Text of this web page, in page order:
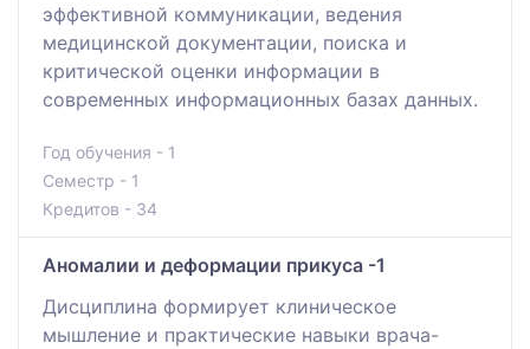
эффективной коммуникации, ведения
медицинской документации, поиска и
критической оценки информации в
современных информационных базах данных.
Год обучения - 1
Семестр - 1
Кредитов - 34
Аномалии и деформации прикуса -1
Дисциплина формирует клиническое
мышление и практические навыки врача-